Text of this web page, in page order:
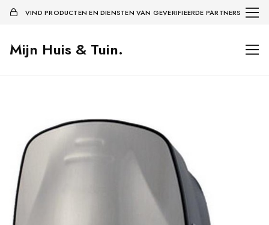
VIND PRODUCTEN EN DIENSTEN VAN GEVERIFIEERDE PARTNERS
Mijn Huis & Tuin.